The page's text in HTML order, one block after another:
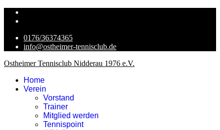
0176/36374365
info@ostheimer-tennisclub.de
Ostheimer Tennisclub Nidderau 1976 e.V.
Home
Verein
Vorstand
Trainer
Mitglied werden
Tennispoint